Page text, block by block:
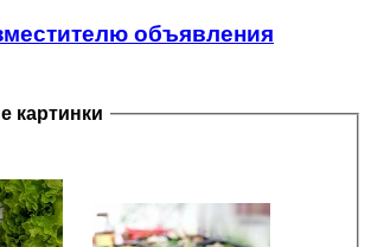
объявления
картинки